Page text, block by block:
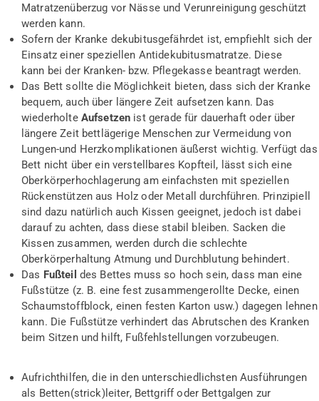
Matratzenüberzug vor Nässe und Verunreinigung geschützt
werden kann.
Sofern der Kranke dekubitusgefährdet ist, empfiehlt sich der
Einsatz einer speziellen Antidekubitusmatratze. Diese
kann bei der Kranken- bzw. Pflegekasse beantragt werden.
Das Bett sollte die Möglichkeit bieten, dass sich der Kranke
bequem, auch über längere Zeit aufsetzen kann. Das
wiederholte Aufsetzen ist gerade für dauerhaft oder über
längere Zeit bettlägerige Menschen zur Vermeidung von
Lungen-und Herzkomplikationen äußerst wichtig. Verfügt das
Bett nicht über ein verstellbares Kopfteil, lässt sich eine
Oberkörperhochlagerung am einfachsten mit speziellen
Rückenstützen aus Holz oder Metall durchführen. Prinzipiell
sind dazu natürlich auch Kissen geeignet, jedoch ist dabei
darauf zu achten, dass diese stabil bleiben. Sacken die
Kissen zusammen, werden durch die schlechte
Oberkörperhaltung Atmung und Durchblutung behindert.
Das Fußteil des Bettes muss so hoch sein, dass man eine
Fußstütze (z. B. eine fest zusammengerollte Decke, einen
Schaumstoffblock, einen festen Karton usw.) dagegen lehnen
kann. Die Fußstütze verhindert das Abrutschen des Kranken
beim Sitzen und hilft, Fußfehlstellungen vorzubeugen.
Aufrichthilfen, die in den unterschiedlichsten Ausführungen
als Betten(strick)leiter, Bettgriff oder Bettgalgen zur